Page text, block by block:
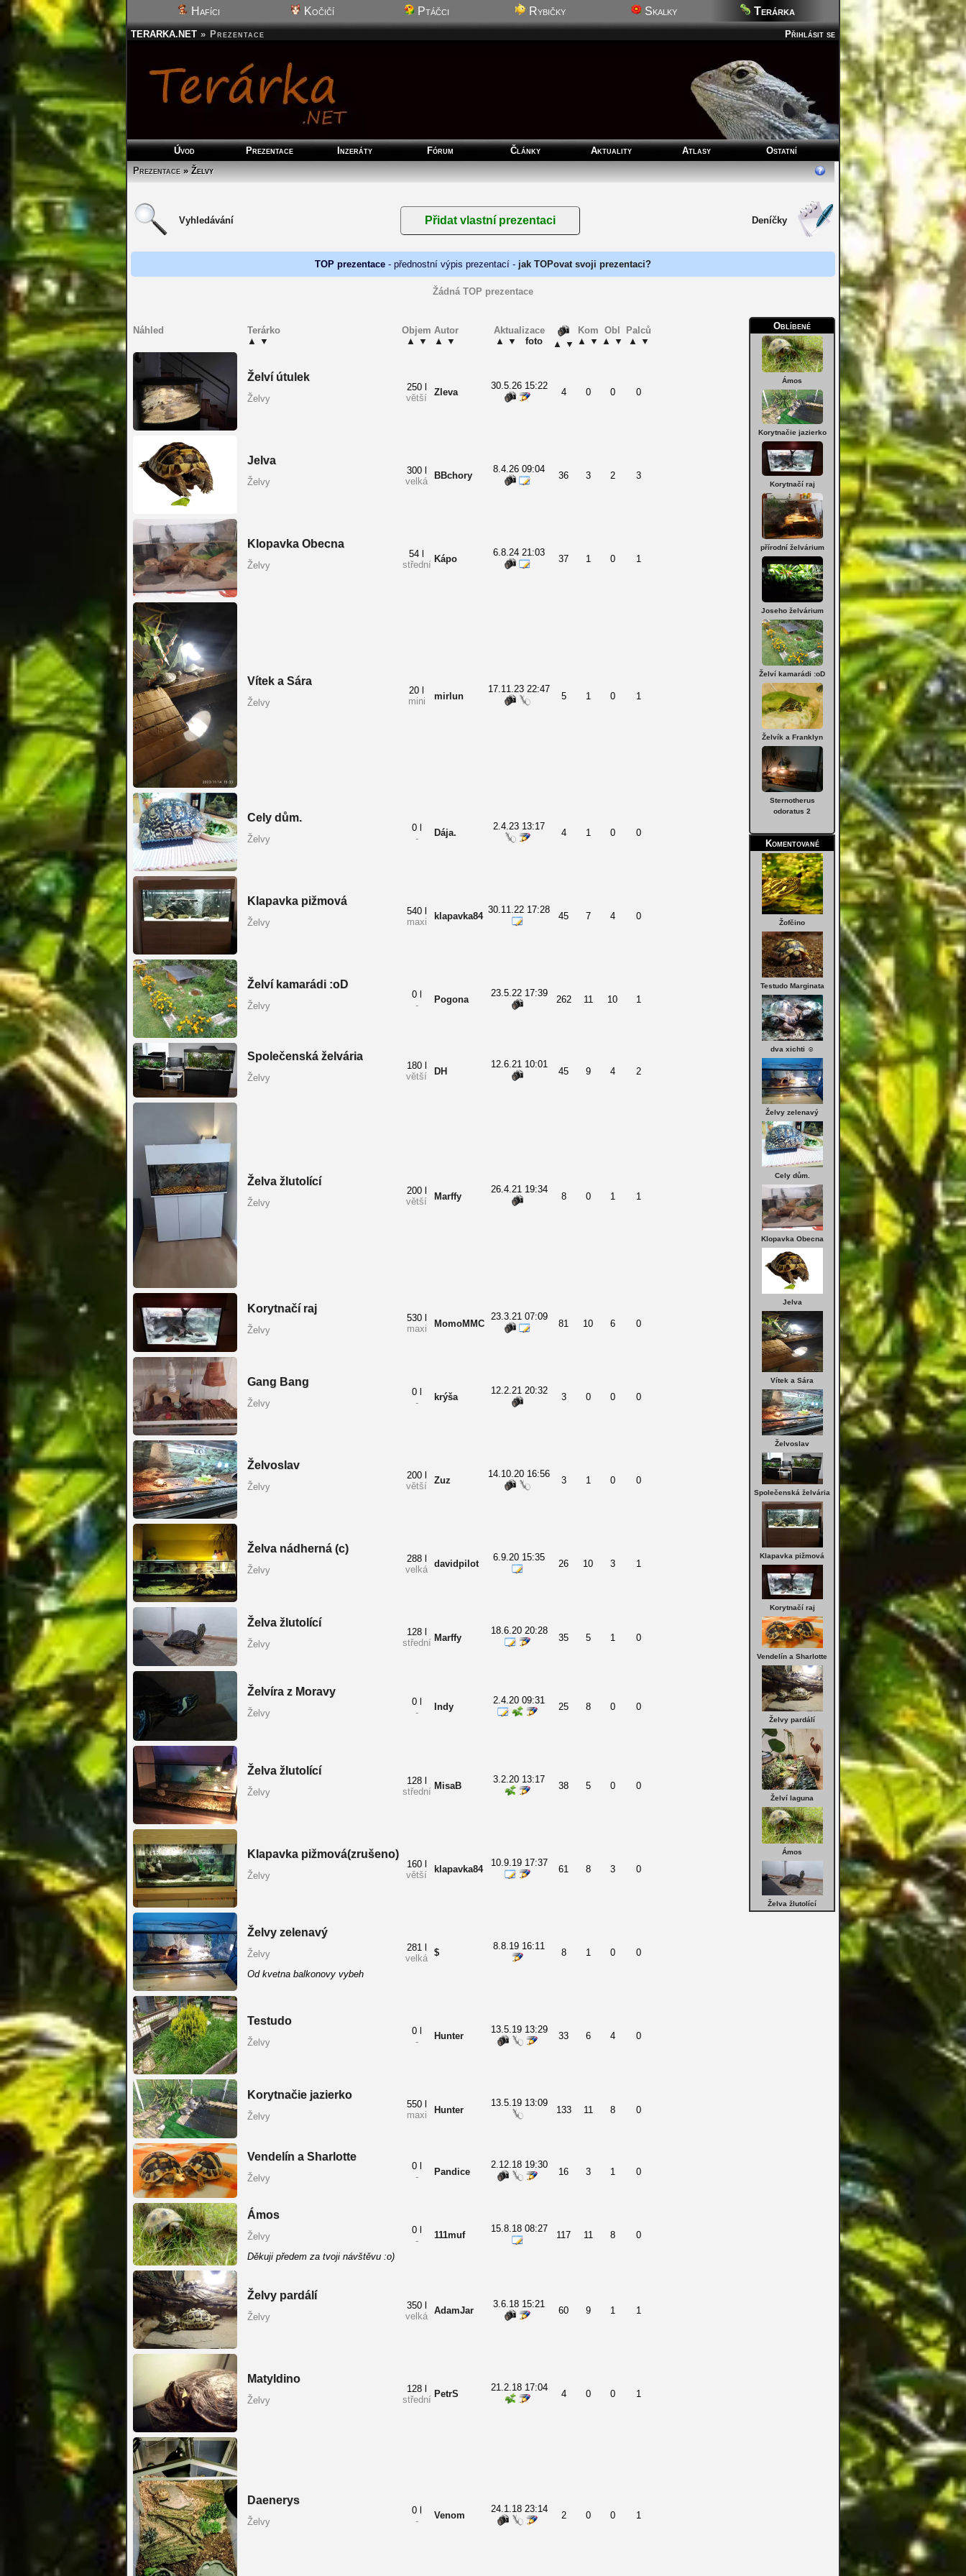
Hafíci Kočičí Ptáčci Rybičky Skalky Terárka
Přihlásit se
TERARKA.NET » Prezentace
Úvod Prezentace Inzeráty Fórum Články Aktuality Atlasy
Ostatní
Prezentace» Želvy
Vyhledávání Deníčky
TOP prezentace - přednostní výpis prezentací - jak TOPovat svoji prezentaci?
Žádná TOP prezentace
Oblíbené
Ámos
Korytnačie jazierko
Korytnačí raj
přírodní želvárium
Joseho želvárium
Želví kamarádi :oD
Želvík a Franklyn
Sternotherus
odoratus 2
Komentované
Žofčino
Testudo Marginata
dva xichti ☺
Želvy zelenavý
Cely dům.
Klopavka Obecna
Jelva
Vítek a Sára
Želvoslav
Společenská želvária
Klapavka pižmová
Korytnačí raj
Vendelín a Sharlotte
Želvy pardálí
Želví laguna
Ámos
Želva žlutolící
Náhled
Terárko
▲ ▼
Objem
▲ ▼
Autor
▲ ▼
Aktualizace
▲ ▼ foto ▲ ▼
Kom
▲ ▼
Obl
▲ ▼
Palců
▲ ▼
Želví útulek
Želvy
250 l
větší
Zleva
30.5.26 15:22
4 0 0 0
Jelva
Želvy
300 l
velká
BBchory
8.4.26 09:04
36 3 2 3
Klopavka Obecna
Želvy
54 l
střední
Kápo
6.8.24 21:03
37 1 0 1
Vítek a Sára
Želvy
20 l
mini
mirlun
17.11.23 22:47
5 1 0 1
Cely dům.
Želvy
0 l
-
Dája.
2.4.23 13:17
4 1 0 0
Klapavka pižmová
Želvy
540 l
maxi
klapavka84
30.11.22 17:28
45 7 4 0
Želví kamarádi :oD
Želvy
0 l
-
Pogona
23.5.22 17:39
262 11 10 1
Společenská želvária
Želvy
180 l
větší
DH
12.6.21 10:01
45 9 4 2
Želva žlutolící
Želvy
200 l
větší
Marffy
26.4.21 19:34
8 0 1 1
Korytnačí raj
Želvy
530 l
maxi
MomoMMC
23.3.21 07:09
81 10 6 0
Gang Bang
Želvy
0 l
-
krýša
12.2.21 20:32
3 0 0 0
Želvoslav
Želvy
200 l
větší
Zuz
14.10.20 16:56
3 1 0 0
Želva nádherná (c)
Želvy
288 l
velká
davidpilot
6.9.20 15:35
26 10 3 1
Želva žlutolící
Želvy
128 l
střední Marffy
18.6.20 20:28
35 5 1 0
Želvíra z Moravy
Želvy
0 l
-
Indy
2.4.20 09:31
25 8 0 0
Želva žlutolící
Želvy
128 l
střední
MisaB
3.2.20 13:17
38 5 0 0
Klapavka pižmová(zrušeno)
Želvy
160 l
větší
klapavka84
10.9.19 17:37
61 8 3 0
Želvy zelenavý
Želvy
Od kvetna balkonovy vybeh
281 l
velká
$
8.8.19 16:11
8 1 0 0
Testudo
Želvy
0 l
-
Hunter
13.5.19 13:29
33 6 4 0
Korytnačie jazierko
Želvy
550 l
maxi
Hunter
13.5.19 13:09
133 11 8 0
Vendelín a Sharlotte
Želvy
0 l
-
Pandice
2.12.18 19:30
16 3 1 0
Ámos
Želvy
Děkuji předem za tvoji návštěvu :o)
0 l
-
111muf
15.8.18 08:27
117 11 8 0
Želvy pardálí
Želvy
350 l
velká
AdamJar
3.6.18 15:21
60 9 1 1
Matyldino
Želvy
128 l
střední
PetrS
21.2.18 17:04
4 0 0 1
Daenerys
Želvy
0 l
-
Venom
24.1.18 23:14
2 0 0 1